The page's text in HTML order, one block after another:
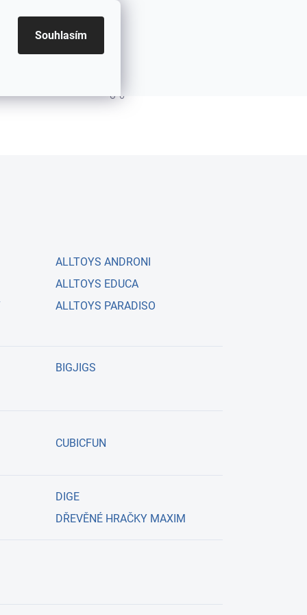
Souhlasím
ALLTOYS ANDRONI
ALLTOYS EDUCA
ALLTOYS PARADISO
BIGJIGS
CUBICFUN
DIGE
DŘEVĚNÉ HRAČKY MAXIM